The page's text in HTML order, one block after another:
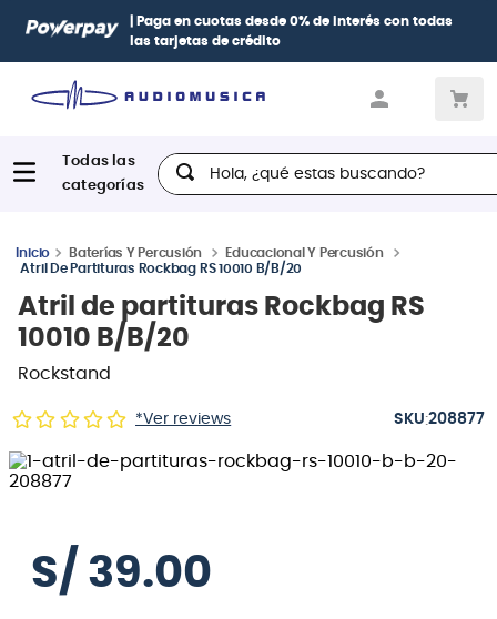
Paga conhasta 12 cuotas sin intereses con tarjetas
Diners, BBVA e Interbank
Hola, ¿qué estas buscando?
Baterías Y Percusión
Educacional Y Percusión
Atril De Partituras Rockbag RS 10010 B/B/20
Atril de partituras Rockbag RS
10010 B/B/20
Rockstand
*Ver reviews :208877
S/ 39.00